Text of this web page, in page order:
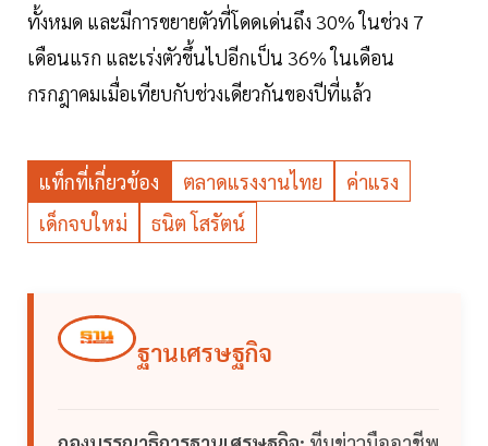
ทั้งหมด และมีการขยายตัวที่โดดเด่นถึง 30% ในช่วง 7
เดือนแรก และเร่งตัวขึ้นไปอีกเป็น 36% ในเดือน
กรกฎาคมเมื่อเทียบกับช่วงเดียวกันของปีที่แล้ว
แท็กที่เกี่ยวข้อง ตลาดแรงงานไทย
ค่าแรง
เด็กจบใหม่
ธนิต โสรัตน์
ฐานเศรษฐกิจ